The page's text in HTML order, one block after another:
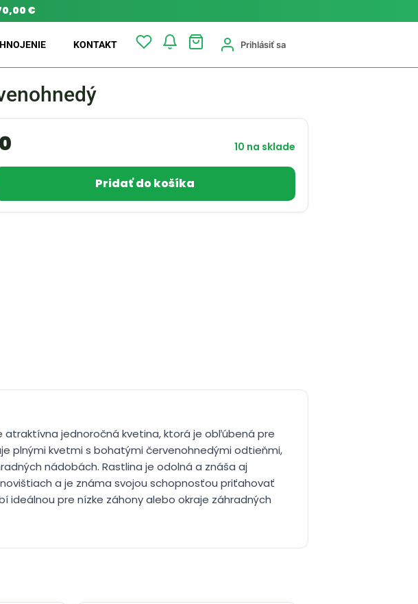
€
KONTAKT Prihlásiť sa
10 na sklade
Pridať do košíka
jednoročná kvetina, ktorá je obľúbená pre
plnými kvetmi s bohatými červenohnedými odtieňmi,
nádobách. Rastlina je odolná a znáša aj
a je známa svojou schopnosťou priťahovať
ideálnou pre nízke záhony alebo okraje záhradných